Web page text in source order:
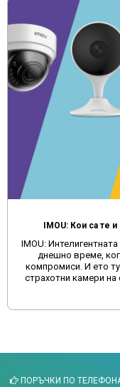
IMOU: Кои са те
IMOU:
днешно време,
компромиси. И ето
страхотни камери
ПОРЪЧКИ ПО